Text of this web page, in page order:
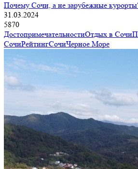
Почему Сочи, а не зарубежные
31.03.2024
5870
ДостопримечательностиОтдых в Сочи
СочиРейтингСочиЧерное Море